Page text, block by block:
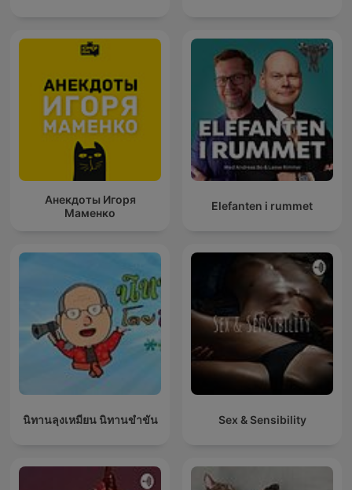
Анекдоты Игоря
Маменко
Elefanten i rummet
นิทานลุงเหมียน นิทานขำขัน Sex & Sensibility